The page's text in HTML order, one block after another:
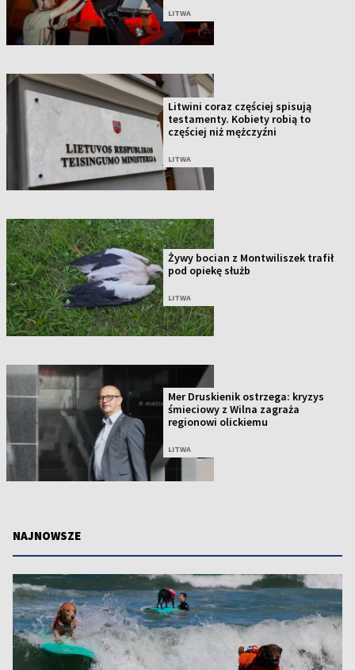
LITWA
Litwini coraz częściej spisują
testamenty. Kobiety robią to
częściej niż mężczyźni
LITWA
Żywy bocian z Montwiliszek trafił
pod opiekę służb
LITWA
Mer Druskienik ostrzega: kryzys
śmieciowy z Wilna zagraża
regionowi olickiemu
LITWA
NAJNOWSZE